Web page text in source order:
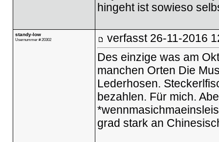
hingeht ist sowieso
standy-low
Usernummer # 20302 verfasst 26-11-2016
Des einzige was am
manchen Orten Die
Lederhosen.
bezahlen. Für mich.
grad stark an